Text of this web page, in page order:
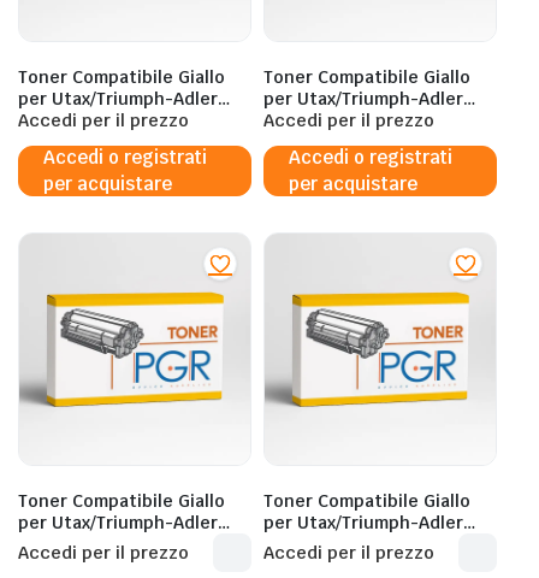
Toner Compatibile Giallo
per Utax/Triumph-Adler
CK8531Y – 20.000 Pagine al
5%
Accedi per il prezzo
Accedi o registrati
per acquistare
Toner Compatibile Giallo
per Utax/Triumph-Adler
CK8533Y – 24.000 Pagine al
5%
Accedi per il prezzo
Accedi o registrati
per acquistare
Toner Compatibile Giallo
per Utax/Triumph-Adler
CK8530Y – 12.000 Pagine al
5%
Accedi per il prezzo
Toner Compatibile Giallo
per Utax/Triumph-Adler
CLP3626Y – 10.000 Pagine
al 5%
Accedi per il prezzo